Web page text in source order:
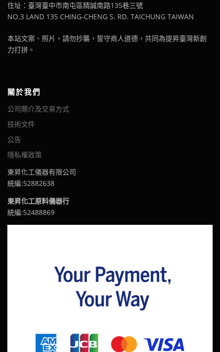
住址：臺灣臺中市南屯區精誠南路135巷三號
NO.3 LAND 135 CHING-CHENG S. RD. TAICHUNG TAIWAN
本站文案、照片，請勿抄襲，誓守商人道德，共同為提昇臺灣新創
力打拼。
關於我們
公司簡介及交易方式
技術文件
公告
隱私權政策
東昇化工儀器有限公司
統編:52882638
東昇化工原料儀器行
統編:52488869